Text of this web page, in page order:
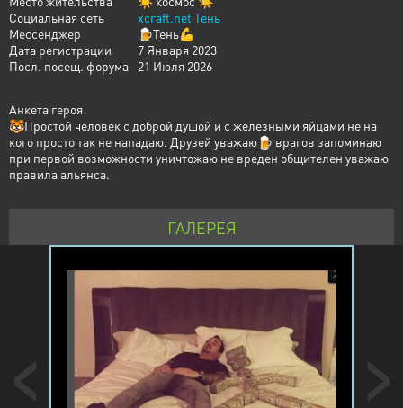
Социальная сеть
xcraft.net Тень
Мессенджер
🍺Тень💪
Дата регистрации
7 Января 2023
Посл. посещ. форума
21 Июля 2026
Анкета героя
🐯Простой человек с доброй душой и с железными яйцами не на
кого просто так не нападаю. Друзей уважаю🍺 врагов запоминаю
при первой возможности уничтожаю не вреден общителен уважаю
правила альянса.
ГАЛЕРЕЯ